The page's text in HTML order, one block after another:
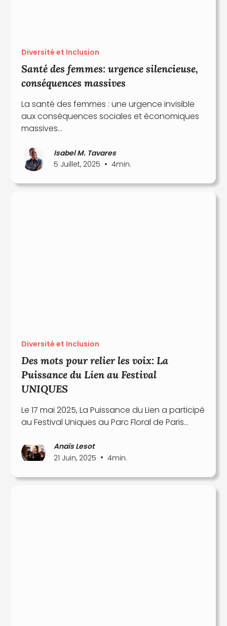
Diversité et Inclusion
Santé des femmes: urgence silencieuse,
conséquences massives
La santé des femmes : une urgence invisible
aux conséquences sociales et économiques
massives…
Isabel M. Tavares
5 Juillet, 2025 • 4min.
Diversité et Inclusion
Des mots pour relier les voix: La
Puissance du Lien au Festival
UNIQUES
Le 17 mai 2025, La Puissance du Lien a participé
au Festival Uniques au Parc Floral de Paris…
Anaïs Lesot
21 Juin, 2025 • 4min.